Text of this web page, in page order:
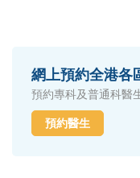
網上預約全港各
預約專科及普通科醫
預約醫生